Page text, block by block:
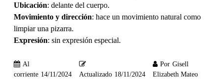
Ubicación: delante del cuerpo.
Movimiento y dirección: hace un movimiento natural como
limpiar una pizarra.
Expresión: sin expresión especial.
Al
corriente 14/11/2024 Actualizado 18/11/2024
Por Gisell
Elizabeth Mateo